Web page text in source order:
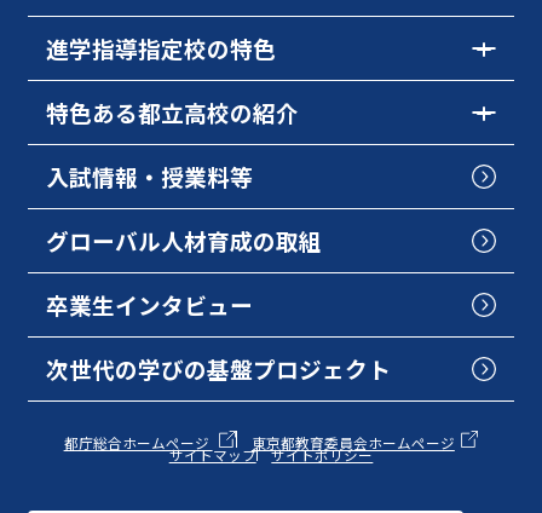
進学指導指定校の特色
特色ある都立高校の紹介
入試情報・授業料等
グローバル人材育成の取組
卒業生インタビュー
次世代の学びの基盤プロジェクト
都庁総合ホームページ 東京都教育委員会ホームページ
サイトマップ サイトポリシー